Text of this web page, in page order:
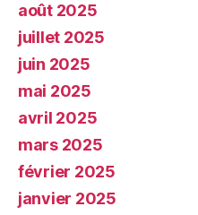
août 2025
juillet 2025
juin 2025
mai 2025
avril 2025
mars 2025
février 2025
janvier 2025